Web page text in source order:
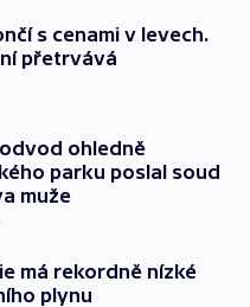
s cenami v levech.
přetrvává
ohledně
parku poslal soud
muže
má rekordně nízké
plynu